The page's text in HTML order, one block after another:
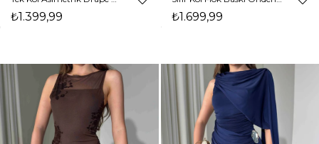
₺1.399,99 ₺1.699,99